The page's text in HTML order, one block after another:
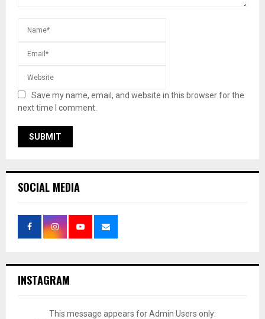
Save my name, email, and website in this browser for the
next time I comment.
SOCIAL MEDIA
INSTAGRAM
This message appears for Admin Users only: